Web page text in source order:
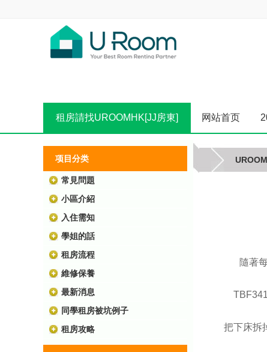
租房請找UROOMHK[JJ房東] 网站首页
项目分类
常見問題
小區介紹
入住需知
學姐的話
租房流程
維修保養
最新消息
同學租房被坑例子
租房攻略
隨著
把下床拆